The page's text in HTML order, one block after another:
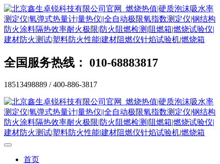
全国服务热线： 010-68883817
18513498889 / 400-886-3817
首页